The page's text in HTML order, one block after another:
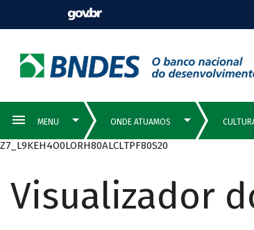
Z7_L9KEH4O0LORH80ALCLTPF80S20
Visualizador